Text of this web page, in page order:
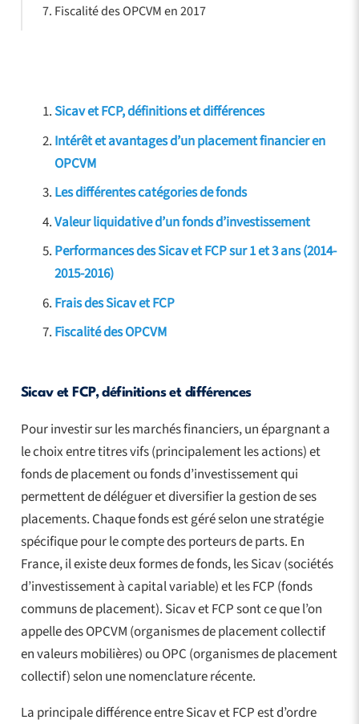
Sicav et FCP, définitions et différences
Intérêt et avantages d’un placement financier en
OPCVM
Les différentes catégories de fonds
Valeur liquidative d’un fonds d’investissement
Performances des Sicav et FCP sur 1 et 3 ans (2014-
2015-2016)
Frais des Sicav et FCP
Fiscalité des OPCVM
Sicav et FCP, définitions et différences
Pour investir sur les marchés financiers, un épargnant a
le choix entre titres vifs (principalement les actions) et
fonds de placement ou fonds d’investissement qui
permettent de déléguer et diversifier la gestion de ses
placements. Chaque fonds est géré selon une stratégie
spécifique pour le compte des porteurs de parts. En
France, il existe deux formes de fonds, les Sicav (sociétés
d’investissement à capital variable) et les FCP (fonds
communs de placement). Sicav et FCP sont ce que l’on
appelle des OPCVM (organismes de placement collectif
en valeurs mobilières) ou OPC (organismes de placement
collectif) selon une nomenclature récente.
La principale différence entre Sicav et FCP est d’ordre
Fiscalité des OPCVM en 2017